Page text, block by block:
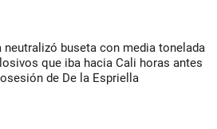
neutralizó buseta con media tonelada
que iba hacia Cali horas antes
de De la Espriella